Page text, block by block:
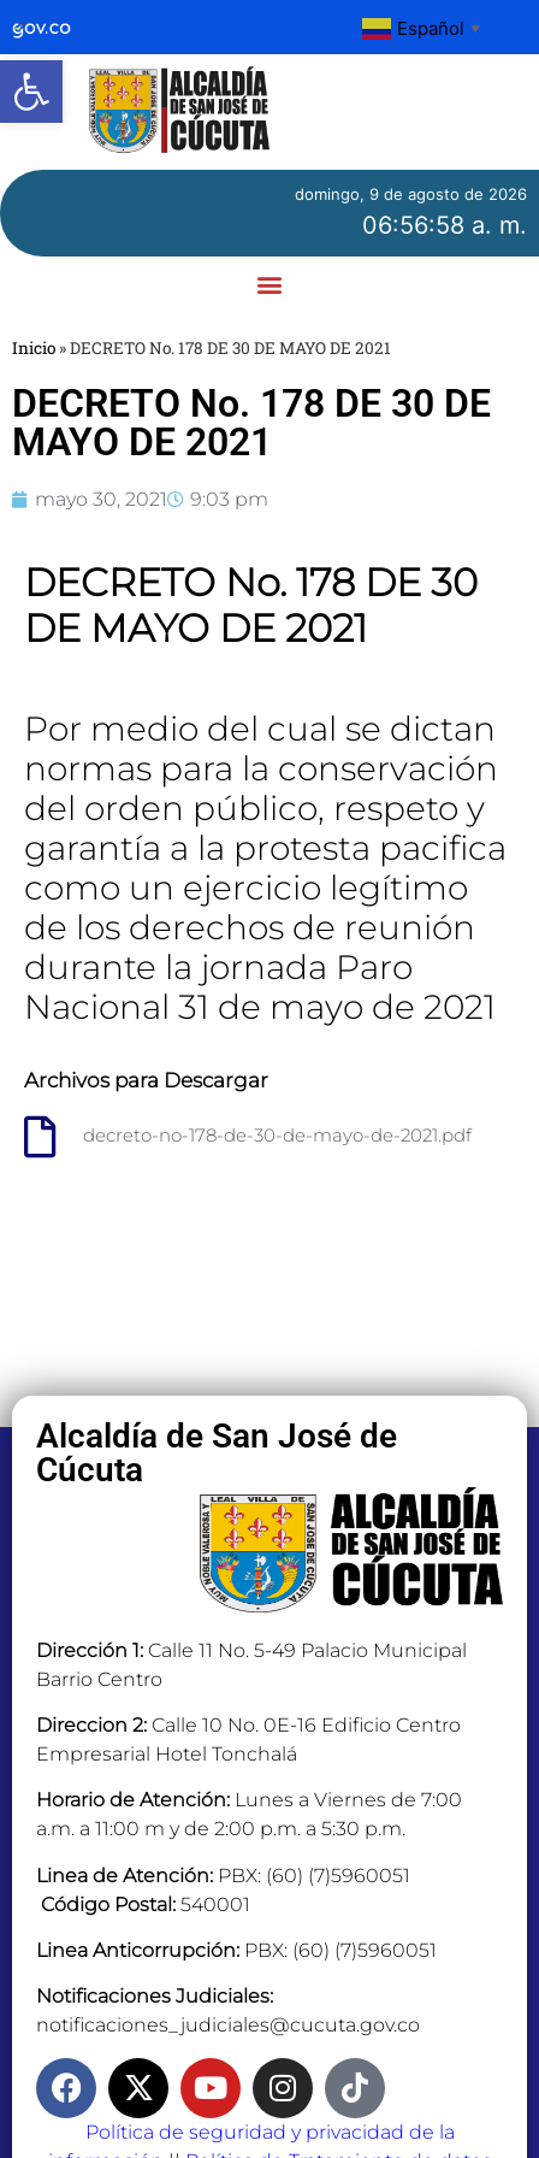
Abrir barra de herramientas
Español ▼
domingo, 9 de agosto de 2026
06:56:58 a. m.
Inicio »DECRETO No. 178 DE 30 DE MAYO DE 2021
DECRETO No. 178 DE 30 DE
MAYO DE 2021
mayo 30, 2021 9:03 pm
DECRETO No. 178 DE 30
DE MAYO DE 2021
Por medio del cual se dictan
normas para la conservación
del orden público, respeto y
garantía a la protesta pacifica
como un ejercicio legítimo
de los derechos de reunión
durante la jornada Paro
Nacional 31 de mayo de 2021
Archivos para Descargar
decreto-no-178-de-30-de-mayo-de-2021.pdf
Alcaldía de San José de
Cúcuta
Dirección 1: Calle 11 No. 5-49 Palacio Municipal
Barrio Centro
Direccion 2: Calle 10 No. 0E-16 Edificio Centro
Empresarial Hotel Tonchalá
Horario de Atención: Lunes a Viernes de 7:00
a.m. a 11:00 m y de 2:00 p.m. a 5:30 p.m.
Linea de Atención: PBX: (60) (7)5960051
Código Postal: 540001
Linea Anticorrupción: PBX: (60) (7)5960051
Notificaciones Judiciales:
notificaciones_judiciales@cucuta.gov.co
Política de seguridad y privacidad de la